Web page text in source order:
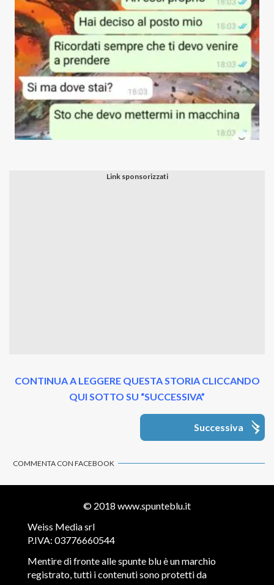
CONTINUA A LEGGERE QUESTA STORIA CLICCANDO
QUI SOTTO SU “SUCCESSIVA”
Successiva
COMMENTA CON FACEBOOK
© 2018 www.spunteblu.it
Weiss Media srl
P.IVA: 03776660544
Mentire di fronte alle spunte blu è un marchio
registrato, tutti i contenuti sono protetti da